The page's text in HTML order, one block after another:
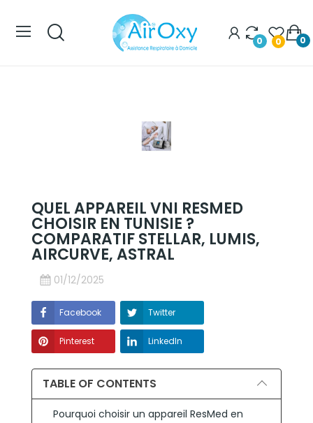
0 0 0
QUEL APPAREIL VNI RESMED
CHOISIR EN TUNISIE ?
COMPARATIF STELLAR, LUMIS,
AIRCURVE, ASTRAL
01/12/2025
Facebook Twitter
Pinterest LinkedIn
TABLE OF CONTENTS
Pourquoi choisir un appareil ResMed en